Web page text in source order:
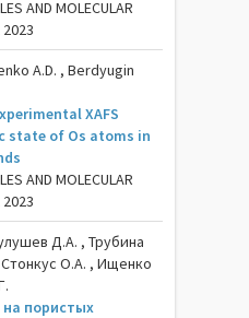
AND MOLECULAR
2023
A.D. , Berdyugin
XAFS
state of Os atoms in
AND MOLECULAR
2023
Д.А. , Трубина
О.А. , Ищенко
пористых